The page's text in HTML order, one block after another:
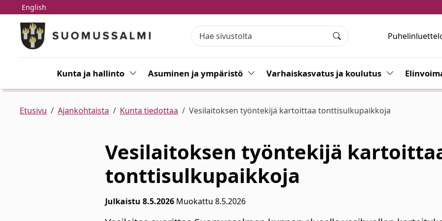
Siirry pääsisältöön
Siirry päävalikkoon
English
Haku
Kunta ja hallinto Vaihda alasvetovalikkoa
Asuminen ja ympäristö Vaihda alasvetovalikkoa
Varhaiskasvatus ja koulutus Vaihda
Etusivu Ajankohtaista Kunta tiedottaa Vesilaitoksen työntekijä kartoittaa tonttisulkupaikkoja
Vesilaitoksen työntekijä
tonttisulkupaikkoja
Julkaistu 8.5.2026 Muokattu 8.5.2026